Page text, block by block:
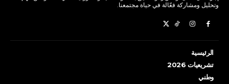
وتحليل ومشاركة فعّالة في حياة مجتمعنا.
الرئيسية
تشريعيات 2026
وطني